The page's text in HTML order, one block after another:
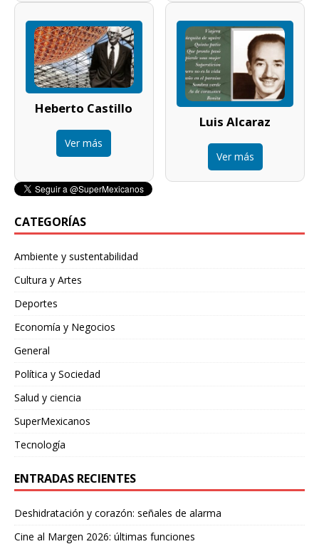
Heberto Castillo
Ver más
Luis Alcaraz
Ver más
CATEGORÍAS
Ambiente y sustentabilidad
Cultura y Artes
Deportes
Economía y Negocios
General
Política y Sociedad
Salud y ciencia
SuperMexicanos
Tecnología
ENTRADAS RECIENTES
Deshidratación y corazón: señales de alarma
Cine al Margen 2026: últimas funciones